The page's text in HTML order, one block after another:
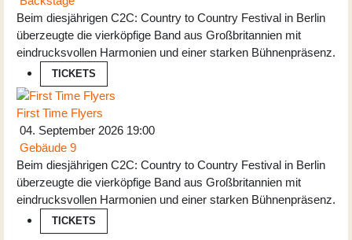
Beim diesjährigen C2C: Country to Country Festival in Berlin
überzeugte die vierköpfige Band aus Großbritannien mit
eindrucksvollen Harmonien und einer starken Bühnenpräsenz.
TICKETS
First Time Flyers
04. September 2026 19:00
Gebäude 9
Beim diesjährigen C2C: Country to Country Festival in Berlin
überzeugte die vierköpfige Band aus Großbritannien mit
eindrucksvollen Harmonien und einer starken Bühnenpräsenz.
TICKETS